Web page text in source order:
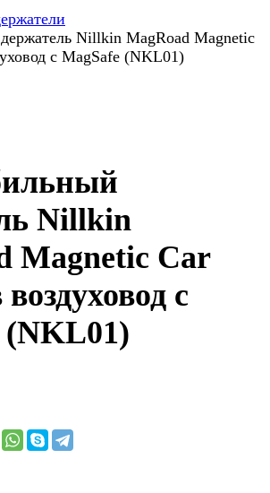
Nillkin MagRoad Magnetic
с MagSafe (NKL01)
Nillkin
Magnetic Car
с
(NKL01)